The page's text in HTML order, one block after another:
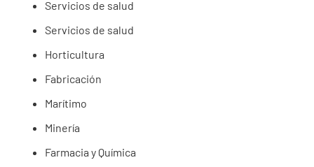
Servicios de salud
Servicios de salud
Horticultura
Fabricación
Marítimo
Minería
Farmacia y Química